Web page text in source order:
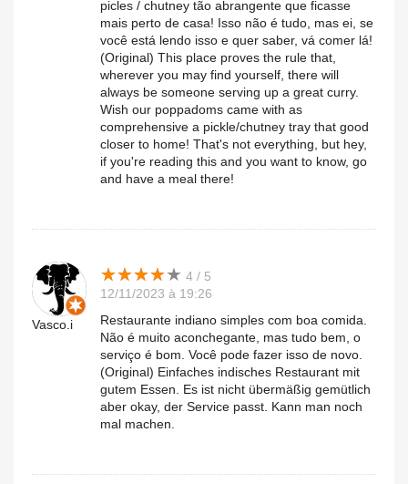
picles / chutney tão abrangente que ficasse
mais perto de casa! Isso não é tudo, mas ei, se
você está lendo isso e quer saber, vá comer lá!
(Original) This place proves the rule that,
wherever you may find yourself, there will
always be someone serving up a great curry.
Wish our poppadoms came with as
comprehensive a pickle/chutney tray that good
closer to home! That's not everything, but hey,
if you're reading this and you want to know, go
and have a meal there!
Vasco.i
★★★★★
★★★★★ 4 / 5
12/11/2023 à 19:26
Restaurante indiano simples com boa comida.
Não é muito aconchegante, mas tudo bem, o
serviço é bom. Você pode fazer isso de novo.
(Original) Einfaches indisches Restaurant mit
gutem Essen. Es ist nicht übermäßig gemütlich
aber okay, der Service passt. Kann man noch
mal machen.